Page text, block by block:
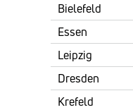
Bielefeld
Essen
Leipzig
Dresden
Krefeld